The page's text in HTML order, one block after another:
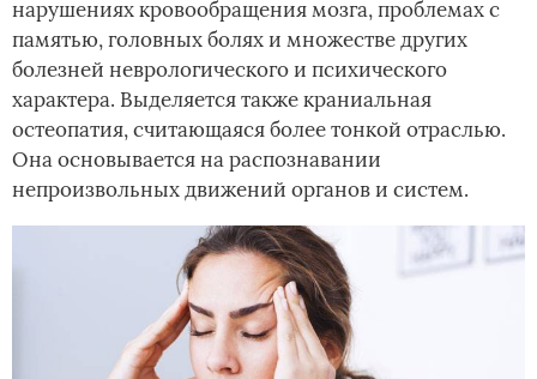
нарушениях кровообращения мозга, проблемах с
памятью, головных болях и множестве других
болезней неврологического и психического
характера. Выделяется также краниальная
остеопатия, считающаяся более тонкой отраслью.
Она основывается на распознавании
непроизвольных движений органов и систем.